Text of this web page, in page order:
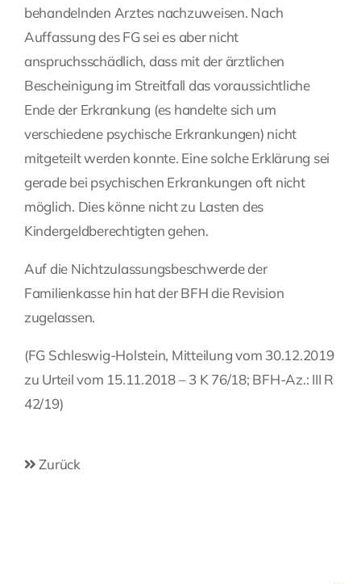
behandelnden Arztes nachzuweisen. Nach
Auffassung des FG sei es aber nicht
anspruchsschädlich, dass mit der ärztlichen
Bescheinigung im Streitfall das voraussichtliche
Ende der Erkrankung (es handelte sich um
verschiedene psychische Erkrankungen) nicht
mitgeteilt werden konnte. Eine solche Erklärung sei
gerade bei psychischen Erkrankungen oft nicht
möglich. Dies könne nicht zu Lasten des
Kindergeldberechtigten gehen.
Auf die Nichtzulassungsbeschwerde der
Familienkasse hin hat der BFH die Revision
zugelassen.
(FG Schleswig-Holstein, Mitteilung vom 30.12.2019
zu Urteil vom 15.11.2018 – 3 K 76/18; BFH-Az.: III R
42/19)
Zurück